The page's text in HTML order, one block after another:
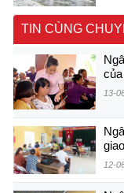
TIN CÙNG
13-
12-